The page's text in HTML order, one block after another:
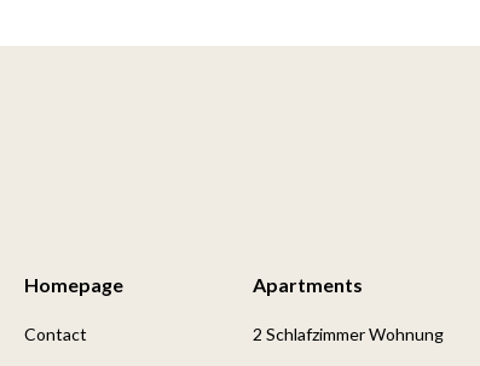
Homepage
Contact
Apartments
2 Schlafzimmer Wohnung